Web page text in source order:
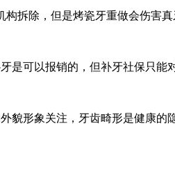
构拆除，但是烤瓷牙重做会伤
是可以报销的，但补牙社保只
貌形象关注，牙齿畸形是健康